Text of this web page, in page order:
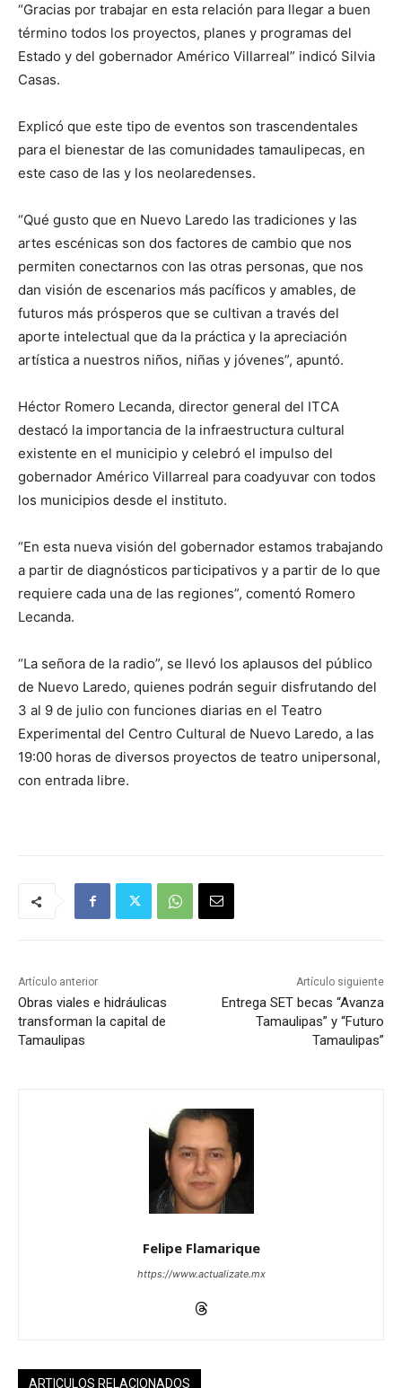
“Gracias por trabajar en esta relación para llegar a buen
término todos los proyectos, planes y programas del
Estado y del gobernador Américo Villarreal” indicó Silvia
Casas.
Explicó que este tipo de eventos son trascendentales
para el bienestar de las comunidades tamaulipecas, en
este caso de las y los neolaredenses.
“Qué gusto que en Nuevo Laredo las tradiciones y las
artes escénicas son dos factores de cambio que nos
permiten conectarnos con las otras personas, que nos
dan visión de escenarios más pacíficos y amables, de
futuros más prósperos que se cultivan a través del
aporte intelectual que da la práctica y la apreciación
artística a nuestros niños, niñas y jóvenes”, apuntó.
Héctor Romero Lecanda, director general del ITCA
destacó la importancia de la infraestructura cultural
existente en el municipio y celebró el impulso del
gobernador Américo Villarreal para coadyuvar con todos
los municipios desde el instituto.
“En esta nueva visión del gobernador estamos trabajando
a partir de diagnósticos participativos y a partir de lo que
requiere cada una de las regiones”, comentó Romero
Lecanda.
“La señora de la radio”, se llevó los aplausos del público
de Nuevo Laredo, quienes podrán seguir disfrutando del
3 al 9 de julio con funciones diarias en el Teatro
Experimental del Centro Cultural de Nuevo Laredo, a las
19:00 horas de diversos proyectos de teatro unipersonal,
con entrada libre.
Artículo anterior
Obras viales e hidráulicas
transforman la capital de
Tamaulipas
Artículo siguiente
Entrega SET becas “Avanza
Tamaulipas” y “Futuro
Tamaulipas”
Felipe Flamarique
https://www.actualizate.mx
ARTICULOS RELACIONADOS